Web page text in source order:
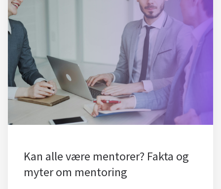
Kan alle være mentorer? Fakta og
myter om mentoring